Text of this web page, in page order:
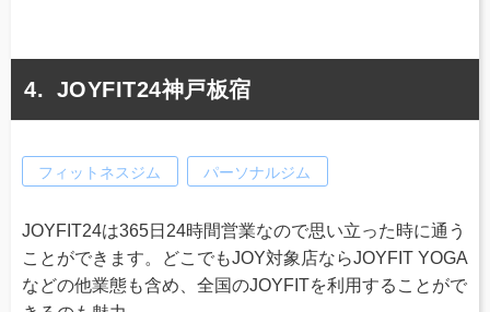
JOYFIT24神戸板宿
フィットネスジム パーソナルジム
JOYFIT24は365日24時間営業なので思い立った時に通う
ことができます。どこでもJOY対象店ならJOYFIT YOGA
などの他業態も含め、全国のJOYFITを利用することがで